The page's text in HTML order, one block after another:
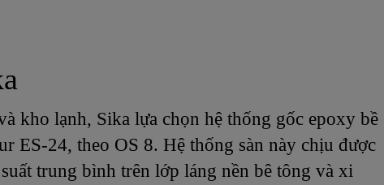
kho lạnh, Sika lựa chọn hệ thống gốc epoxy bề
ES-24, theo OS 8. Hệ thống sàn này chịu được
trung bình trên lớp láng nền bê tông và xi